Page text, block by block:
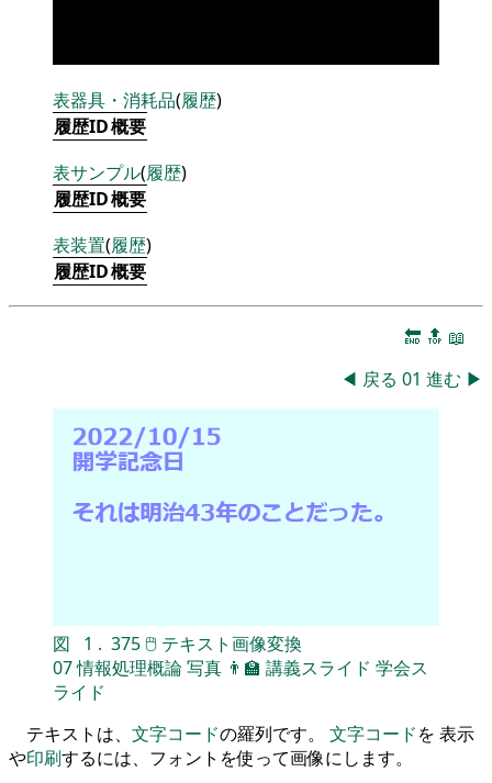
表器具・消耗品(履歴)
履歴ID概要
表サンプル(履歴)
履歴ID概要
表装置(履歴)
履歴ID概要
🔚 🔝 📖
◀ 戻る 01 進む ▶
図 1 . 375🖱 テキスト画像変換
07情報処理概論写真 👨‍🏫 講義スライド 学会ス
ライド
テキストは、 文字コードの羅列です。 文字コードを 表示
や印刷するには、フォントを使って画像にします。